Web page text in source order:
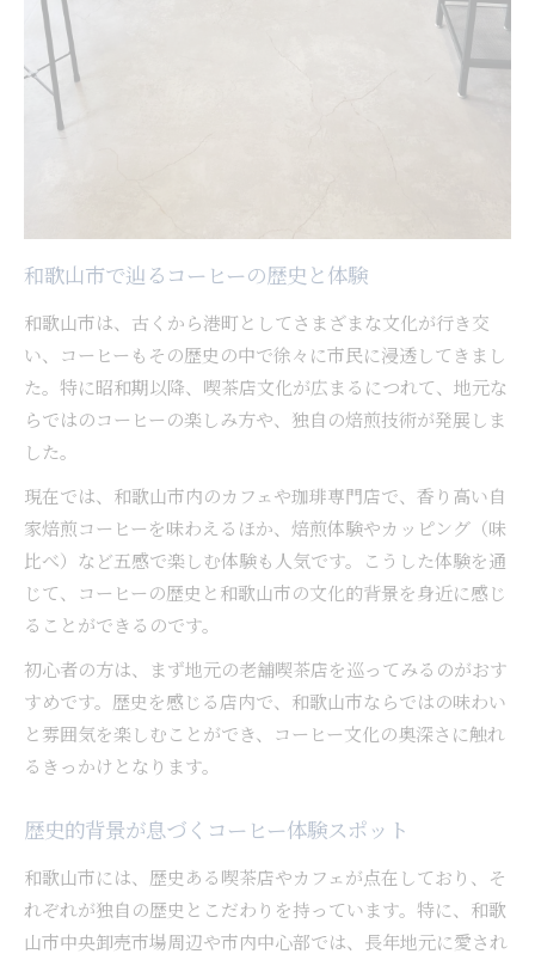
和歌山市で辿るコーヒーの歴史と体験
和歌山市は、古くから港町としてさまざまな文化が行き交
い、コーヒーもその歴史の中で徐々に市民に浸透してきまし
た。特に昭和期以降、喫茶店文化が広まるにつれて、地元な
らではのコーヒーの楽しみ方や、独自の焙煎技術が発展しま
した。
現在では、和歌山市内のカフェや珈琲専門店で、香り高い自
家焙煎コーヒーを味わえるほか、焙煎体験やカッピング（味
比べ）など五感で楽しむ体験も人気です。こうした体験を通
じて、コーヒーの歴史と和歌山市の文化的背景を身近に感じ
ることができるのです。
初心者の方は、まず地元の老舗喫茶店を巡ってみるのがおす
すめです。歴史を感じる店内で、和歌山市ならではの味わい
と雰囲気を楽しむことができ、コーヒー文化の奥深さに触れ
るきっかけとなります。
歴史的背景が息づくコーヒー体験スポット
和歌山市には、歴史ある喫茶店やカフェが点在しており、そ
れぞれが独自の歴史とこだわりを持っています。特に、和歌
山市中央卸売市場周辺や市内中心部では、長年地元に愛され